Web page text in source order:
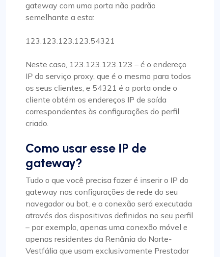
gateway com uma porta não padrão
semelhante a esta:
123.123.123.123:54321
Neste caso, 123.123.123.123 – é o endereço
IP do serviço proxy, que é o mesmo para todos
os seus clientes, e 54321 é a porta onde o
cliente obtém os endereços IP de saída
correspondentes às configurações do perfil
criado.
Como usar esse IP de
gateway?
Tudo o que você precisa fazer é inserir o IP do
gateway nas configurações de rede do seu
navegador ou bot, e a conexão será executada
através dos dispositivos definidos no seu perfil
– por exemplo, apenas uma conexão móvel e
apenas residentes da Renânia do Norte-
Vestfália que usam exclusivamente Prestador